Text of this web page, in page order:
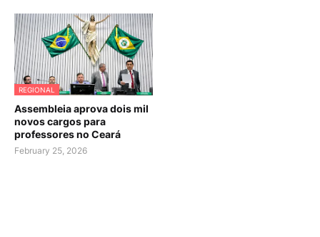
REGIONAL
Assembleia aprova dois mil
novos cargos para
professores no Ceará
February 25, 2026